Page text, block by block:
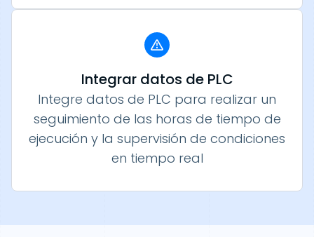
Integrar datos de PLC
Integre datos de PLC para realizar un
seguimiento de las horas de tiempo de
ejecución y la supervisión de condiciones
en tiempo real